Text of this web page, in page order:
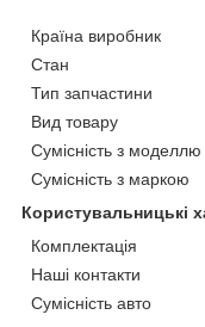
Країна виробник
Стан
Тип запчастини
Вид товару
Сумісність з моделлю
Сумісність з маркою
Користувальницькі
Комплектація
Наші контакти
Сумісність авто